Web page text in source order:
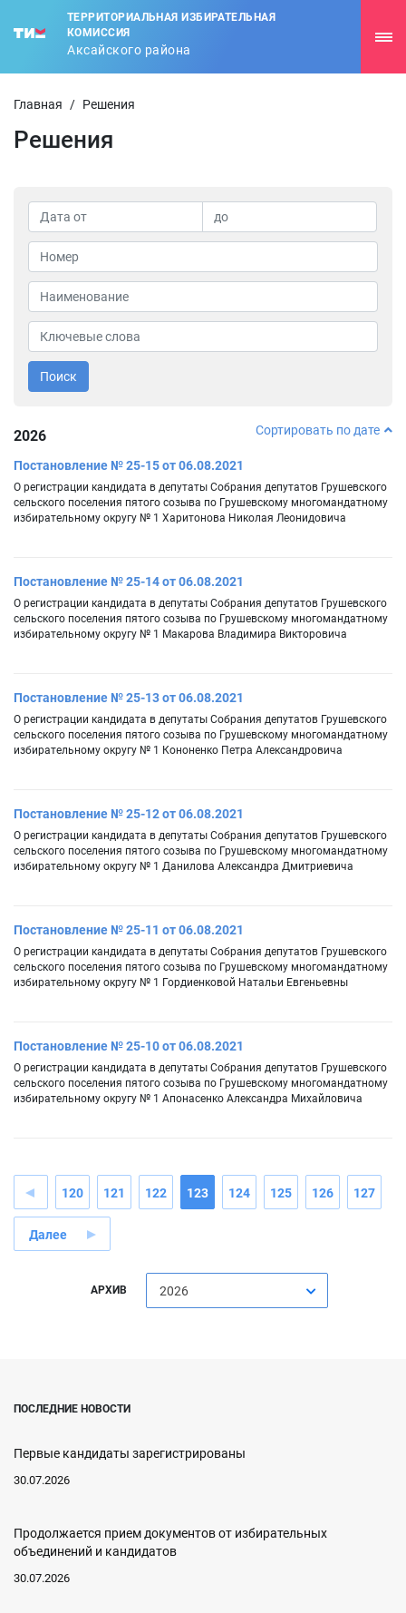
ТЕРРИТОРИАЛЬНАЯ ИЗБИРАТЕЛЬНАЯ
КОМИССИЯ
Аксайского района
Главная / Решения
Решения
Поиск
2026 Сортировать по дате
Постановление № 25-15 от 06.08.2021
О регистрации кандидата в депутаты Собрания депутатов Грушевского
сельского поселения пятого созыва по Грушевскому многомандатному
избирательному округу № 1 Харитонова Николая Леонидовича
Постановление № 25-14 от 06.08.2021
О регистрации кандидата в депутаты Собрания депутатов Грушевского
сельского поселения пятого созыва по Грушевскому многомандатному
избирательному округу № 1 Макарова Владимира Викторовича
Постановление № 25-13 от 06.08.2021
О регистрации кандидата в депутаты Собрания депутатов Грушевского
сельского поселения пятого созыва по Грушевскому многомандатному
избирательному округу № 1 Кононенко Петра Александровича
Постановление № 25-12 от 06.08.2021
О регистрации кандидата в депутаты Собрания депутатов Грушевского
сельского поселения пятого созыва по Грушевскому многомандатному
избирательному округу № 1 Данилова Александра Дмитриевича
Постановление № 25-11 от 06.08.2021
О регистрации кандидата в депутаты Собрания депутатов Грушевского
сельского поселения пятого созыва по Грушевскому многомандатному
избирательному округу № 1 Гордиенковой Натальи Евгеньевны
Постановление № 25-10 от 06.08.2021
О регистрации кандидата в депутаты Собрания депутатов Грушевского
сельского поселения пятого созыва по Грушевскому многомандатному
избирательному округу № 1 Апонасенко Александра Михайловича
120 121 122 123 124 125 126 127
Далее
АРХИВ 2026
ПОСЛЕДНИЕ НОВОСТИ
Первые кандидаты зарегистрированы
30.07.2026
Продолжается прием документов от избирательных
объединений и кандидатов
30.07.2026